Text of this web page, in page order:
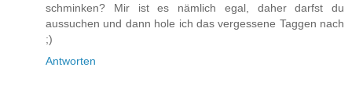
schminken? Mir ist es nämlich egal, daher darfst du
aussuchen und dann hole ich das vergessene Taggen nach
;)
Antworten